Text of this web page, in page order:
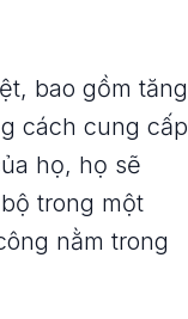
bao gồm tăng
cách cung cấp
họ, họ sẽ
trong một
nằm trong